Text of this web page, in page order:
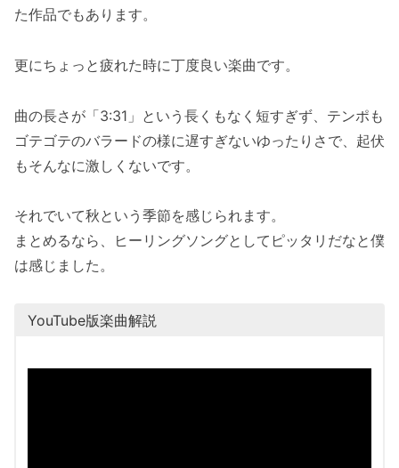
た作品でもあります。
更にちょっと疲れた時に丁度良い楽曲です。
曲の長さが「3:31」という長くもなく短すぎず、テンポも
ゴテゴテのバラードの様に遅すぎないゆったりさで、起伏
もそんなに激しくないです。
それでいて秋という季節を感じられます。
まとめるなら、ヒーリングソングとしてピッタリだなと僕
は感じました。
YouTube版楽曲解説